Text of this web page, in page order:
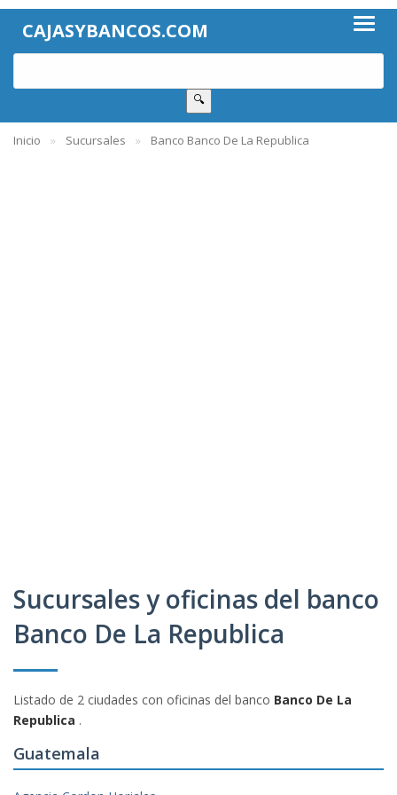
CAJASYBANCOS.COM
🔍
Inicio Sucursales Banco Banco De La Republica
Sucursales y oficinas del banco
Banco De La Republica
Listado de 2 ciudades con oficinas del banco Banco De La
Republica .
Guatemala